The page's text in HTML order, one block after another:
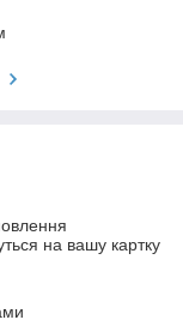
на вашу картку